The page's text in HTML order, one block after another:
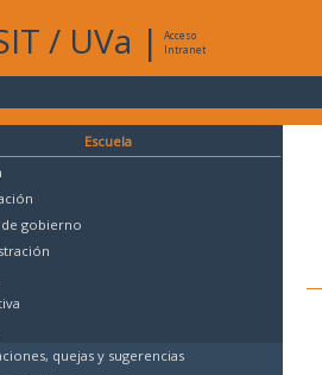
/ UVa |
Acceso
Intranet
Escuela
gobierno
quejas y sugerencias